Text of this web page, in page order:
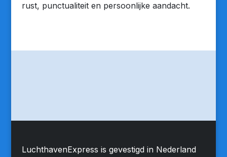
rust, punctualiteit en persoonlijke aandacht.
LuchthavenExpress is gevestigd in Nederland